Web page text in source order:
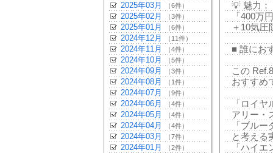
💡 魅力：
「400万
＋10気圧
■ 誰にお
この
おすすめ
「ロイ
アリー・
「ブル
と考える
「ハイ
2025年03月 （6件）
2025年02月 （3件）
2025年01月 （6件）
2024年12月 （11件）
2024年11月 （4件）
2024年10月 （5件）
2024年09月 （3件）
2024年08月 （1件）
2024年07月 （9件）
2024年06月 （4件）
2024年05月 （4件）
2024年04月 （4件）
2024年03月 （7件）
2024年01月 （2件）